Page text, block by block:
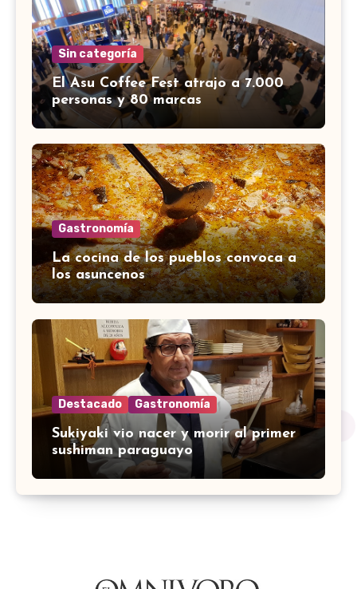
Sin categoría
El Asu Coffee Fest atrajo a 7.000
personas y 80 marcas
Gastronomía
La cocina de los pueblos convoca a
los asuncenos
Destacado Gastronomía
Sukiyaki vio nacer y morir al primer
sushiman paraguayo